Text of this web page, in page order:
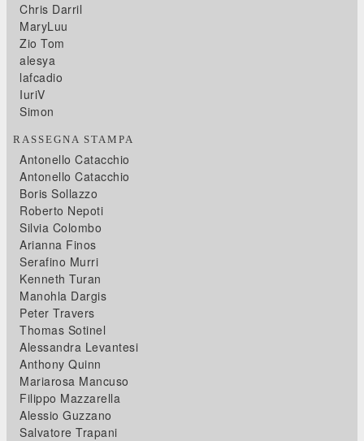
Chris Darril
MaryLuu
Zio Tom
alesya
lafcadio
IuriV
Simon
RASSEGNA STAMPA
Antonello Catacchio
Antonello Catacchio
Boris Sollazzo
Roberto Nepoti
Silvia Colombo
Arianna Finos
Serafino Murri
Kenneth Turan
Manohla Dargis
Peter Travers
Thomas Sotinel
Alessandra Levantesi
Anthony Quinn
Mariarosa Mancuso
Filippo Mazzarella
Alessio Guzzano
Salvatore Trapani